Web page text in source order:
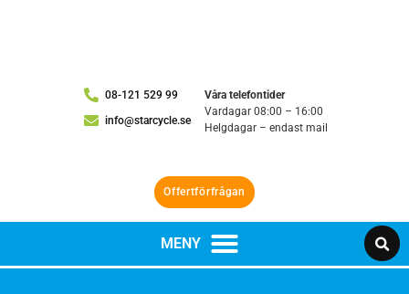
08-121 529 99
info@starcycle.se
Våra telefontider
Vardagar 08:00 – 16:00
Helgdagar – endast mail
Offertförfrågan